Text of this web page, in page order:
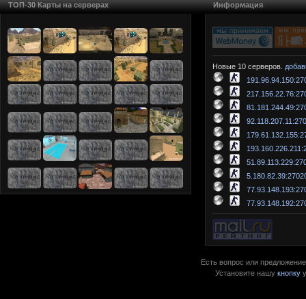
ТОП-30 Карты на серверах Информация
Новые 10 серверов.
Есть вопрос или
Установите нашукнопку